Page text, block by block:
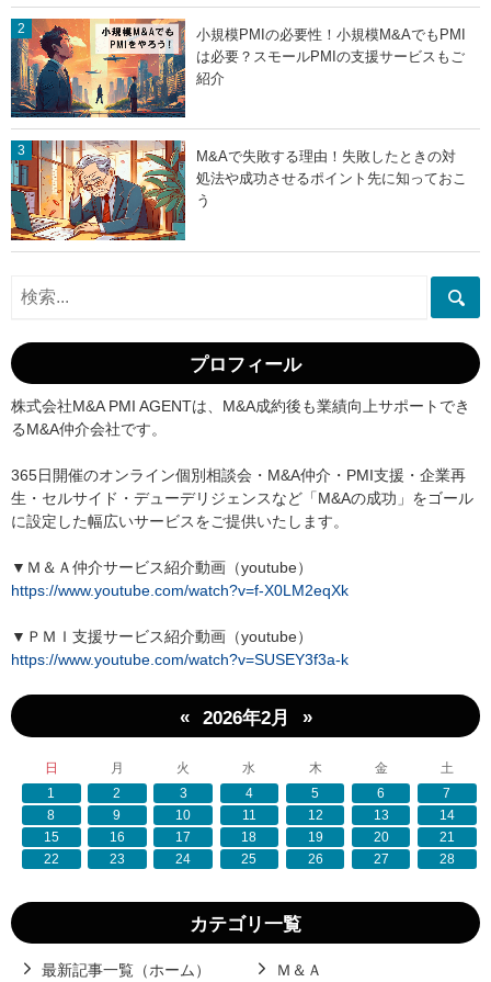
小規模PMIの必要性！小規模M&AでもPMI
は必要？スモールPMIの支援サービスもご
紹介
M&Aで失敗する理由！失敗したときの対
処法や成功させるポイント先に知っておこ
う
プロフィール
株式会社M&A PMI AGENTは、M&A成約後も業績向上サポートでき
るM&A仲介会社です。
365日開催のオンライン個別相談会・M&A仲介・PMI支援・企業再
生・セルサイド・デューデリジェンスなど「M&Aの成功」をゴール
に設定した幅広いサービスをご提供いたします。
▼Ｍ＆Ａ仲介サービス紹介動画（youtube）
https://www.youtube.com/watch?v=f-X0LM2eqXk
▼ＰＭＩ支援サービス紹介動画（youtube）
https://www.youtube.com/watch?v=SUSEY3f3a-k
« 2026年2月 »
日 月 火 水 木 金
土
1
2 3 4 5 6
7
8
9 10 11 12 13
14
15
16 17 18 19 20
21
22
23 24 25 26 27 28
カテゴリ一覧
最新記事一覧（ホーム） Ｍ＆Ａ